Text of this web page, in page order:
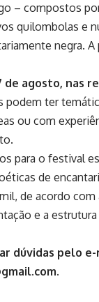
– compostos
quilombolas e
negra.
agosto, nas
podem ter
ou com
para o festival
de
de acordo
e a
dúvidas pelo